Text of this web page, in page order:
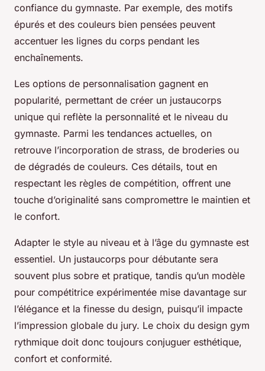
confiance du gymnaste. Par exemple, des motifs
épurés et des couleurs bien pensées peuvent
accentuer les lignes du corps pendant les
enchaînements.
Les options de personnalisation gagnent en
popularité, permettant de créer un justaucorps
unique qui reflète la personnalité et le niveau du
gymnaste. Parmi les tendances actuelles, on
retrouve l’incorporation de strass, de broderies ou
de dégradés de couleurs. Ces détails, tout en
respectant les règles de compétition, offrent une
touche d’originalité sans compromettre le maintien et
le confort.
Adapter le style au niveau et à l’âge du gymnaste est
essentiel. Un justaucorps pour débutante sera
souvent plus sobre et pratique, tandis qu’un modèle
pour compétitrice expérimentée mise davantage sur
l’élégance et la finesse du design, puisqu’il impacte
l’impression globale du jury. Le choix du design gym
rythmique doit donc toujours conjuguer esthétique,
confort et conformité.